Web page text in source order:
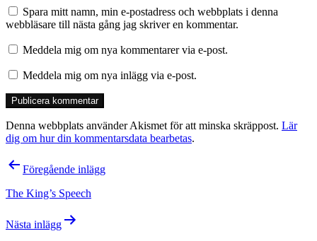
Spara mitt namn, min e-postadress och webbplats i denna
webbläsare till nästa gång jag skriver en kommentar.
Meddela mig om nya kommentarer via e-post.
Meddela mig om nya inlägg via e-post.
Denna webbplats använder Akismet för att minska skräppost. Lär
dig om hur din kommentarsdata bearbetas.
Inläggsnavigering
Föregående inlägg
The King’s Speech
Nästa inlägg